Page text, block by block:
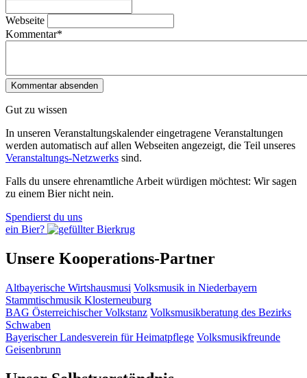
Webseite
Kommentar*
Gut zu wissen
In unseren Veranstaltungskalender eingetragene Veranstaltungen
werden automatisch auf allen Webseiten angezeigt, die Teil unseres
Veranstaltungs-Netzwerks sind.
Falls du unsere ehrenamtliche Arbeit würdigen möchtest: Wir sagen
zu einem Bier nicht nein.
Spendierst du uns
ein Bier?
Unsere Kooperations-Partner
Altbayerische Wirtshausmusi Volksmusik in Niederbayern
Stammtischmusik Klosterneuburg
BAG Österreichischer Volkstanz Volksmusikberatung des Bezirks
Schwaben
Bayerischer Landesverein für Heimatpflege Volksmusikfreunde
Geisenbrunn